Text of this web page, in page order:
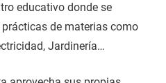
educativo donde se
de materias como
Jardinería…